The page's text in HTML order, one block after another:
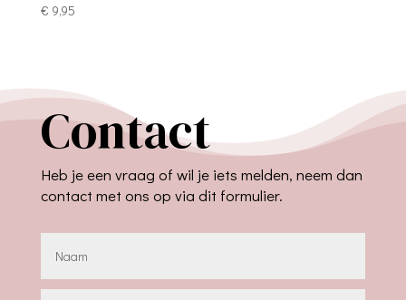
€ 9,95
Contact
Heb je een vraag of wil je iets melden, neem dan
contact met ons op via dit formulier.